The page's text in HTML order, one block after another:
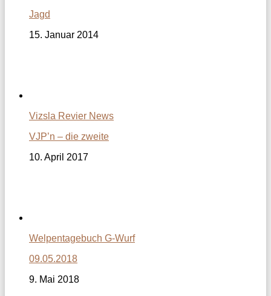
Jagd
15. Januar 2014
Vizsla Revier News
VJP’n – die zweite
10. April 2017
Welpentagebuch G-Wurf
09.05.2018
9. Mai 2018